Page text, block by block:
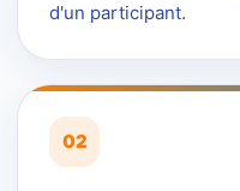
d'un participant.
02